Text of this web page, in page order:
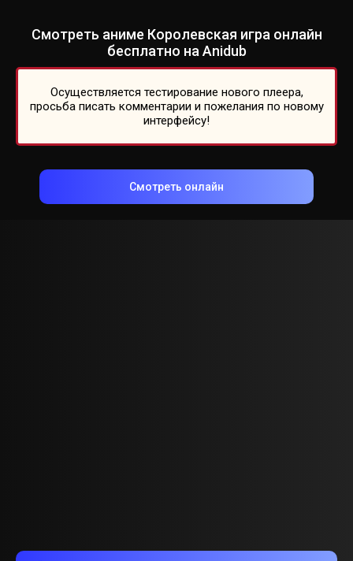
Смотреть аниме Королевская игра онлайн
бесплатно на Anidub
Осуществляется тестирование нового плеера,
просьба писать комментарии и пожелания по новому
интерфейсу!
Смотреть онлайн